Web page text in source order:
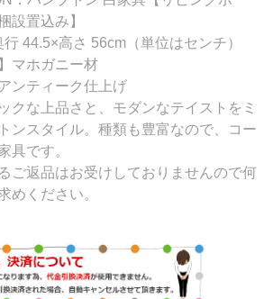
設置込み】
行 44.5×高さ 56cm（単位はセンチ）
マホガニー材
ンティーク仕上げ
クな上品さと、モダンなテイストをミ
ンスタイル。種類も豊富なので、コー
具です。
ご返品はお受けしておりませんので何
めください。